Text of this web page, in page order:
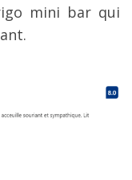
mini bar qui